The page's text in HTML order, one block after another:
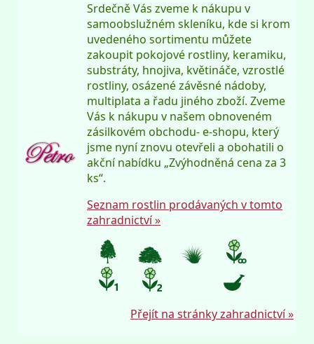
Srdečně Vás zveme k nákupu v
samoobslužném skleníku, kde si krom
uvedeného sortimentu můžete
zakoupit pokojové rostliny, keramiku,
substráty, hnojiva, květináče, vzrostlé
rostliny, osázené závěsné nádoby,
multiplata a řadu jiného zboží. Zveme
Vás k nákupu v našem obnoveném
zásilkovém obchodu- e-shopu, který
jsme nyní znovu otevřeli a obohatili o
akční nabídku „Zvýhodněná cena za 3
ks“.
Seznam rostlin prodávaných v tomto
zahradnictví »
Přejít na stránky zahradnictví »